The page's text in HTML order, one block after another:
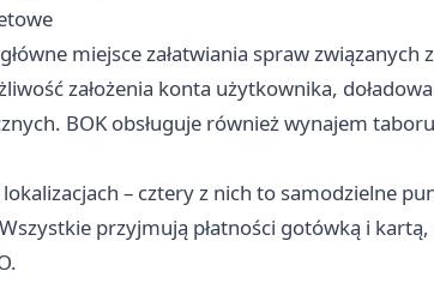
miejsce załatwiania spraw
założenia konta użytkownika,
BOK obsługuje również wynajem
lokalizacjach – cztery z nich to samodzielne
przyjmują płatności gotówką i